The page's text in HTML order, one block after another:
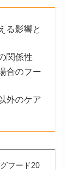
る影響と
関係性
合のフー
外のケア
フード20